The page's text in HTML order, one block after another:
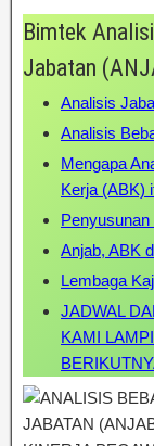
Bimtek
Jabatan
Analisis
Analisis
Mengapa
Kerja (ABK)
Anjab, ABK
Lembaga
JADWAL
KAMI